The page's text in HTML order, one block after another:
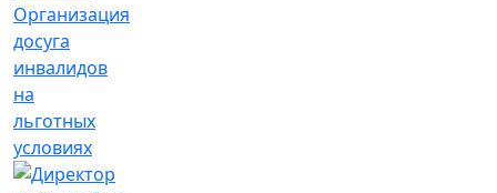
Организация
досуга
инвалидов
на
льготных
условиях